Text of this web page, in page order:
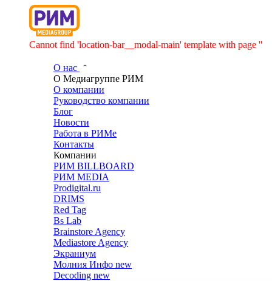
Cannot find 'location-bar__modal-main' template with page ''
О нас
О Медиагруппе РИМ
О компании
Руководство компании
Блог
Новости
Работа в РИМе
Контакты
Компании
РИМ BILLBOARD
РИМ MEDIA
Prodigital.ru
DRIMS
Red Tag
Bs Lab
Brainstore Agency
Mediastore Agency
Экраниум
Молния Инфо new
Decoding new